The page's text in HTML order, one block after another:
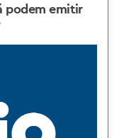
podem emitir